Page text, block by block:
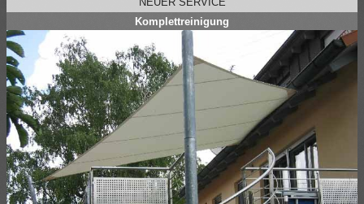
Komplettreinigung